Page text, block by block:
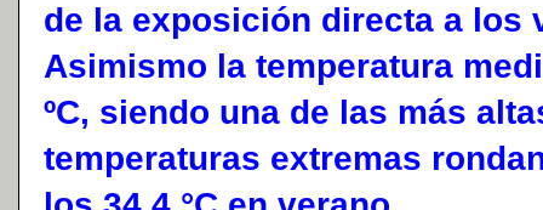
de la exposición directa a los
Asimismo la temperatura
ºC, siendo una de las más
temperaturas extremas